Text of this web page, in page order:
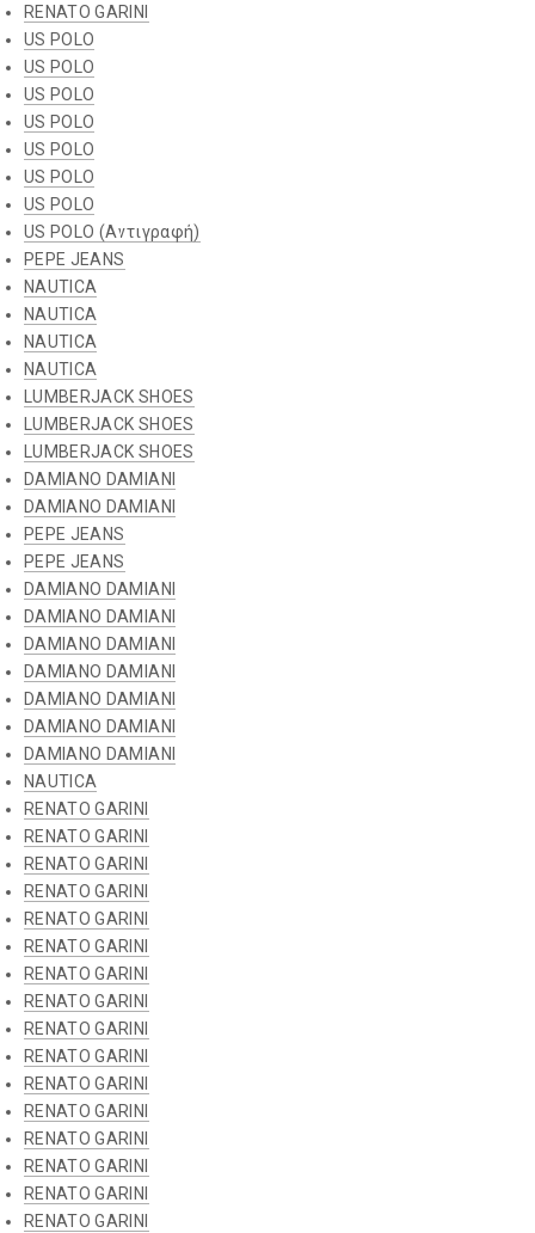
RENATO GARINI
US POLO
US POLO
US POLO
US POLO
US POLO
US POLO
US POLO
US POLO (Αντιγραφή)
PEPE JEANS
NAUTICA
NAUTICA
NAUTICA
NAUTICA
LUMBERJACK SHOES
LUMBERJACK SHOES
LUMBERJACK SHOES
DAMIANO DAMIANI
DAMIANO DAMIANI
PEPE JEANS
PEPE JEANS
DAMIANO DAMIANI
DAMIANO DAMIANI
DAMIANO DAMIANI
DAMIANO DAMIANI
DAMIANO DAMIANI
DAMIANO DAMIANI
DAMIANO DAMIANI
NAUTICA
RENATO GARINI
RENATO GARINI
RENATO GARINI
RENATO GARINI
RENATO GARINI
RENATO GARINI
RENATO GARINI
RENATO GARINI
RENATO GARINI
RENATO GARINI
RENATO GARINI
RENATO GARINI
RENATO GARINI
RENATO GARINI
RENATO GARINI
RENATO GARINI